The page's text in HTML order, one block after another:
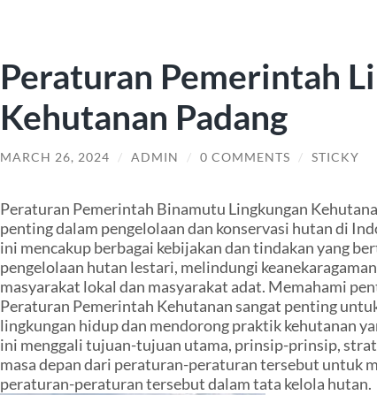
Peraturan Pemerintah
Kehutanan Padang
MARCH 26, 2024 / ADMIN / 0 COMMENTS / STICKY
Peraturan Pemerintah Binamutu Lingkungan
penting dalam pengelolaan dan konservasi hutan di
ini mencakup berbagai kebijakan dan tindakan yang
pengelolaan hutan lestari, melindungi
masyarakat lokal dan masyarakat adat. Memahami
Peraturan Pemerintah Kehutanan sangat penting
lingkungan hidup dan mendorong praktik kehutanan
ini menggali tujuan-tujuan utama, prinsip-prinsip,
masa depan dari peraturan-peraturan tersebut untuk
peraturan-peraturan tersebut dalam tata kelola hutan.